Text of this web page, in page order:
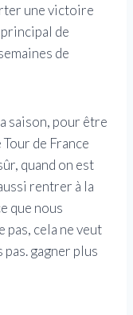
une victoire
de
de
saison, pour être
de France
quand on est
rentrer à la
que nous
pas, cela ne veut
gagner plus